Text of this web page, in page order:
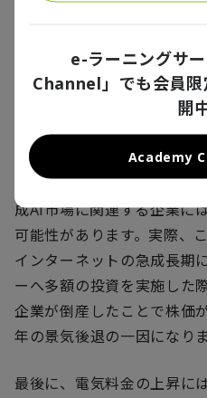
また、データセンター事業
建設しています。これは化
電気料金を押し上げる可能
ーへの投資が十分な利益を
成AI市場に関連する企業に
可能性があります。実際、
インターネットの急成長期
ーへ多額の投資を実施した
企業が倒産したことで株価
年の景気後退の一因になりま
最後に、電気料金の上昇に
e-ラーニングサ
Channel」でも会員
開
Academy